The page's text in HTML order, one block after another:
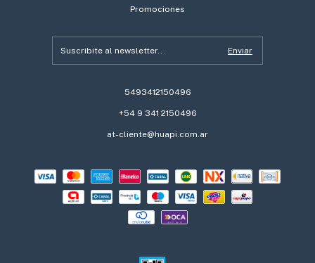
Promociones
5493412150496
+54 9 341 2150496
at-cliente@huapi.com.ar